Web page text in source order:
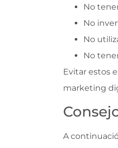
No
No
No
No
Evitar estos
marketing
A